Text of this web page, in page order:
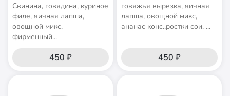
Cвинина, говядина, куриное
филе, яичная лапша,
овощной микс,
фирменный...
450 ₽
говяжья вырезка, яичная
лапша, овощной микс,
ананас конс.,ростки сои, ...
450 ₽